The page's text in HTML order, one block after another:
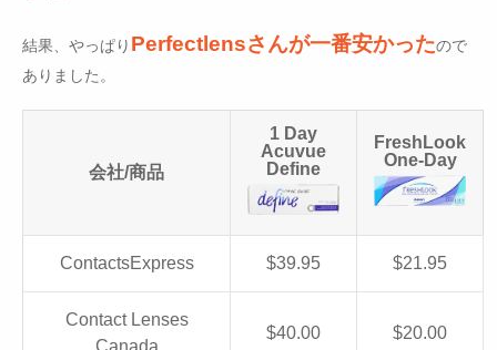
結果、やっぱり Perfectlensさんが一番安かったので
ありました。
会社/商品
1 Day
Acuvue
Define
FreshLook
One-Day
ContactsExpress $39.95 $21.95
Contact Lenses
Canada
$40.00 $20.00